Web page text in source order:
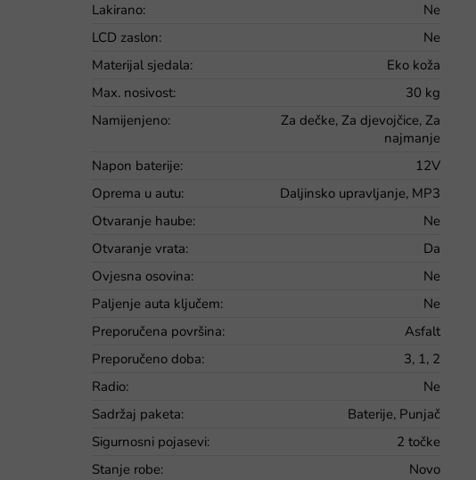
Lakirano:
Ne
LCD zaslon:
Ne
Materijal sjedala:
Eko koža
Max. nosivost:
30 kg
Namijenjeno:
Za dečke, Za djevojčice, Za
najmanje
Napon baterije:
12V
Oprema u autu:
Daljinsko upravljanje, MP3
Otvaranje haube:
Ne
Otvaranje vrata:
Da
Ovjesna osovina:
Ne
Paljenje auta ključem:
Ne
Preporučena površina:
Asfalt
Preporučeno doba:
3, 1, 2
Radio:
Ne
Sadržaj paketa:
Baterije, Punjač
Sigurnosni pojasevi:
2 točke
Stanje robe:
Novo